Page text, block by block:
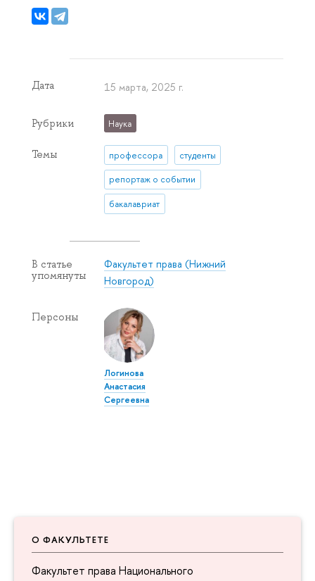
О ФАКУЛЬТЕТЕ
Факультет права Национального
Дата 15 марта, 2025 г.
Рубрики Наука
Темы профессора студенты
репортаж о событии
бакалавриат
В статье
упомянуты
Факультет права (Нижний
Новгород)
Персоны
Логинова
Анастасия
Сергеевна